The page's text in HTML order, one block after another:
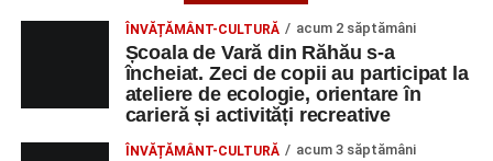
ÎNVĂȚĂMÂNT-CULTURĂ acum 2 săptămâni
Școala de Vară din Răhău s-a
încheiat. Zeci de copii au participat la
ateliere de ecologie, orientare în
carieră și activități recreative
ÎNVĂȚĂMÂNT-CULTURĂ acum 3 săptămâni